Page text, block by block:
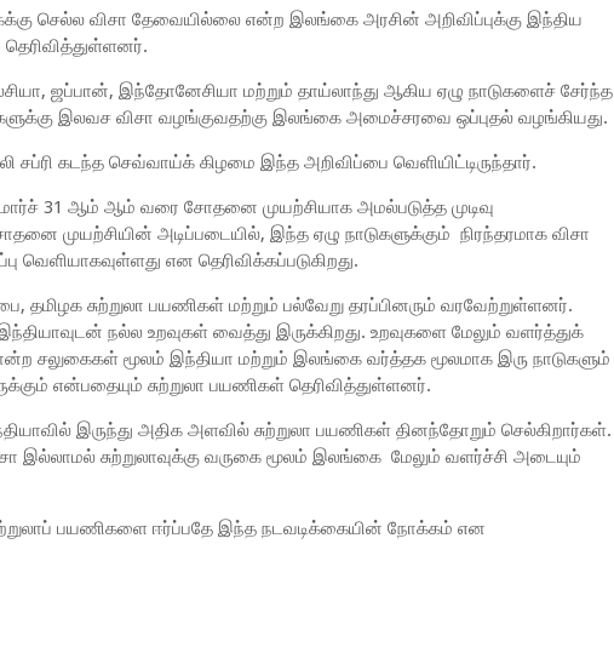
செல்ல விசா தேவையில்லை என்ற இலங்கை அரசின் அறிவிப்புக்கு இந்திய
தெரிவித்துள்ளனர்.
ஜப்பான், இந்தோனேசியா மற்றும் தாய்லாந்து ஆகிய ஏழு நாடுகளைச் சேர்ந்த
இலவச விசா வழங்குவதற்கு இலங்கை அமைச்சரவை ஒப்புதல் வழங்கியது.
சப்ரி கடந்த செவ்வாய்க் கிழமை இந்த அறிவிப்பை வெளியிட்டிருந்தார்.
31 ஆம் ஆம் வரை சோதனை முயற்சியாக அமல்படுத்த முடிவு
முயற்சியின் அடிப்படையில், இந்த ஏழு நாடுகளுக்கும் நிரந்தரமாக விசா
வெளியாகவுள்ளது என தெரிவிக்கப்படுகிறது.
தமிழக சுற்றுலா பயணிகள் மற்றும் பல்வேறு தரப்பினரும் வரவேற்றுள்ளனர்.
நல்ல உறவுகள் வைத்து இருக்கிறது. உறவுகளை மேலும் வளர்த்துக்
சலுகைகள் மூலம் இந்தியா மற்றும் இலங்கை வர்த்தக மூலமாக இரு நாடுகளும்
என்பதையும் சுற்றுலா பயணிகள் தெரிவித்துள்ளனர்.
இருந்து அதிக அளவில் சுற்றுலா பயணிகள் தினந்தோறும் செல்கிறார்கள்.
இல்லாமல் சுற்றுலாவுக்கு வருகை மூலம் இலங்கை மேலும் வளர்ச்சி அடையும்
பயணிகளை ஈர்ப்பதே இந்த நடவடிக்கையின் நோக்கம் என